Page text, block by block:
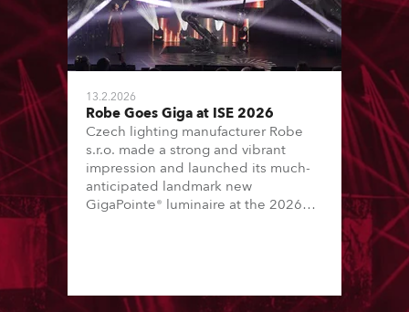
13.2.2026
Robe Goes Giga at ISE 2026
Czech lighting manufacturer Robe
s.r.o. made a strong and vibrant
impression and launched its much-
anticipated landmark new
GigaPointe® luminaire at the 2026